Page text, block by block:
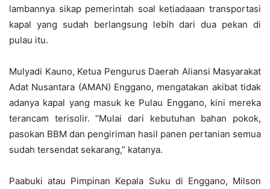
lambannya sikap pemerintah soal ketiadaaan transportasi
kapal yang sudah berlangsung lebih dari dua pekan di
pulau itu.
Mulyadi Kauno, Ketua Pengurus Daerah Aliansi Masyarakat
Adat Nusantara (AMAN) Enggano, mengatakan akibat tidak
adanya kapal yang masuk ke Pulau Enggano, kini mereka
terancam terisolir. “Mulai dari kebutuhan bahan pokok,
pasokan BBM dan pengiriman hasil panen pertanian semua
sudah tersendat sekarang,” katanya.
Paabuki atau Pimpinan Kepala Suku di Enggano, Milson